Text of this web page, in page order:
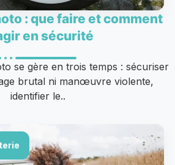
: que faire et comment
en sécurité
se gère en trois temps : sécuriser
brutal ni manœuvre violente,
identifier le..